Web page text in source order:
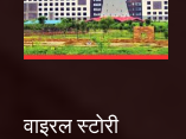
वाइरल स्टोरी